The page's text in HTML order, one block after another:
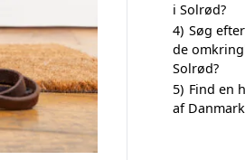
i Solrød?
4) Søg
de
Solrød?
5) Find en
af Danmark